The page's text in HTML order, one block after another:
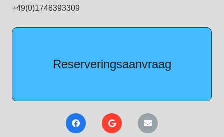
+49(0)1748393309
Reserveringsaanvraag
Vraag nu gratis aan